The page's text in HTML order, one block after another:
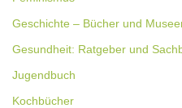
Geschichte – Bücher und
Gesundheit: Ratgeber und
Jugendbuch
Kochbücher